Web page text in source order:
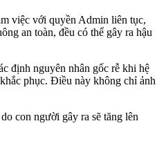
việc với quyền Admin liên tục,
an toàn, đều có thể gây ra hậu
định nguyên nhân gốc rễ khi hệ
phục. Điều này không chỉ ảnh
con người gây ra sẽ tăng lên